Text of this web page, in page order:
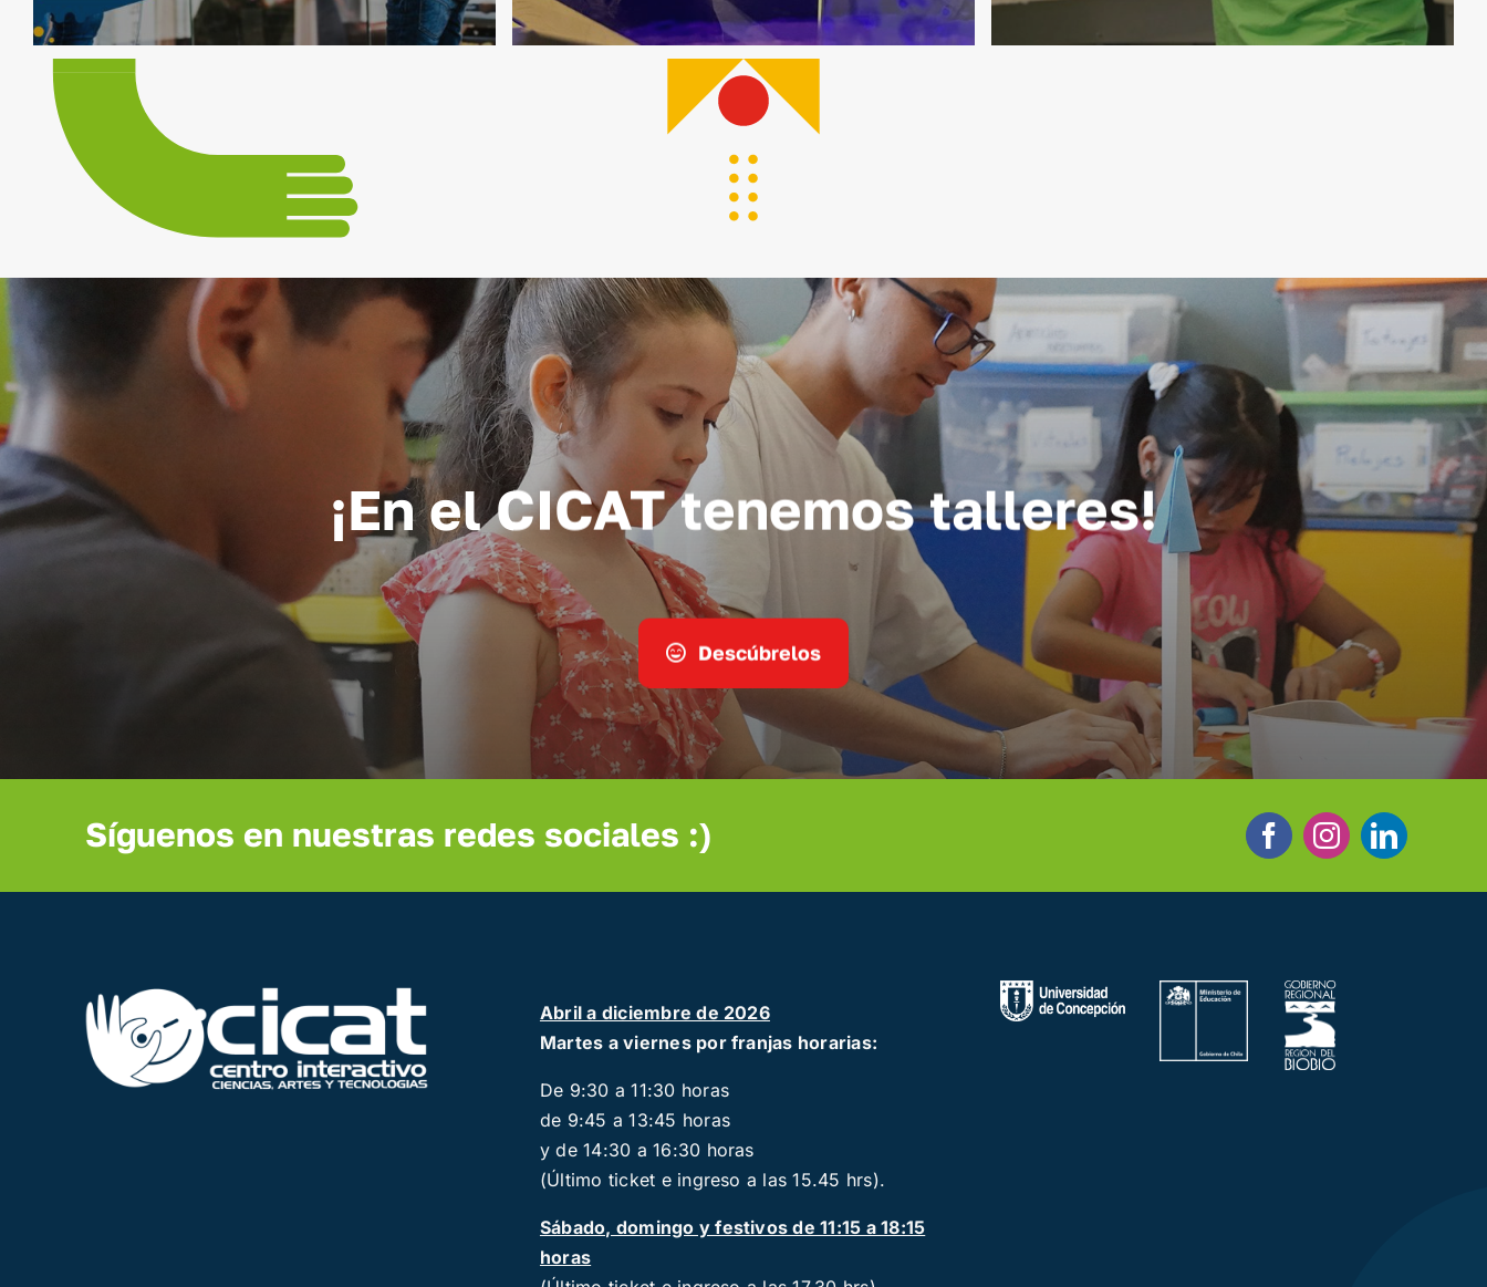
¡En el CICAT tenemos talleres!
Descúbrelos
Síguenos en nuestras redes sociales :)
Abril a diciembre de 2026
Martes a viernes por franjas horarias:
De 9:30 a 11:30 horas
de 9:45 a 13:45 horas
y de 14:30 a 16:30 horas
(Último ticket e ingreso a las 15.45 hrs).
Sábado, domingo y festivos de 11:15 a 18:15
horas